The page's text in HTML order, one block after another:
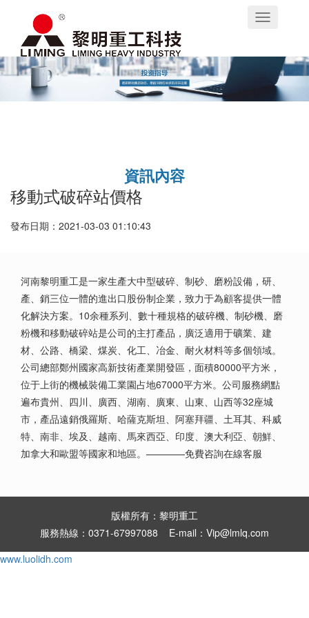
Toggle
資訊內容
移動式破碎站價格
發布日期：2021-03-03 01:10:43
河南黎明重工是一家生產大中型破碎、制砂、磨粉設備，研、
產、銷三位一體的進出口股份制企業，致力于為顧客提供一體
化解決方案。10余種系列、數十種規格的破碎機、制砂機、磨
粉機和移動破碎站是公司的主打產品，廣泛適用于礦業、建
材、公路、橋梁、煤炭、化工、冶金、耐火材料等多個領域。
公司總部鄭州國家高新技術產業開發區，面積80000平方米，
位于上街的機械裝備工業園占地67000平方米。公司服務網點
遍布貴州、四川、廣西、湖南、廣東、山東、山西等32座城
市，產品遠銷俄羅斯、哈薩克斯坦、阿塞拜疆、土耳其、科威
特、南非、埃及、越南、馬來西亞、印度、澳大利亞、朝鮮、
加拿大和歐盟等國家和地區。————免費咨詢在線客服
版權所有：黎明重工
服務熱線：0371-67997088 E-mail：Vip@lmlq.com
www.luolidh.com